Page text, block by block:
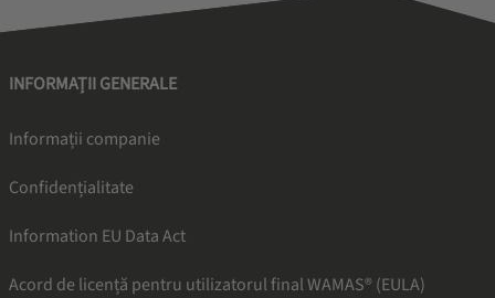
INFORMAȚII GENERALE
Informații companie
Confidențialitate
Information EU Data Act
Acord de licență pentru utilizatorul final WAMAS® (EULA)